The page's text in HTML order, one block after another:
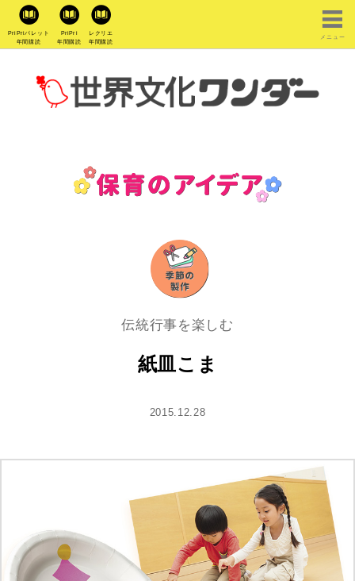
PriPriパレット
年間購読
PriPri
年間購読
レクリエ
年間購読
メニュー
伝統行事を楽しむ
紙皿こま
2015.12.28